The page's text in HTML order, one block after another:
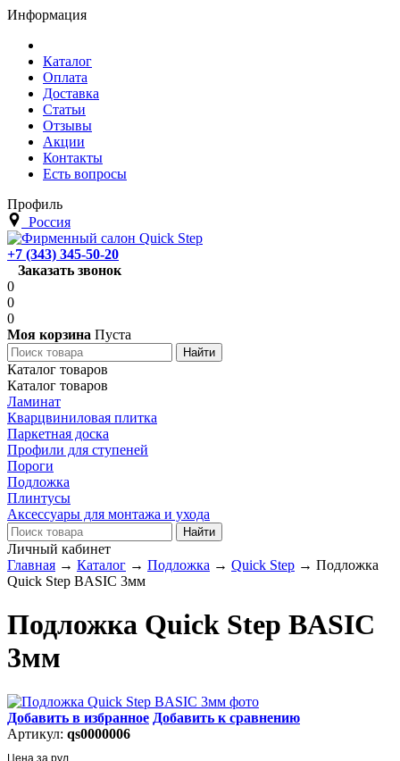
Информация
Каталог
Оплата
Доставка
Статьи
Отзывы
Акции
Контакты
Есть вопросы
Профиль
Россия
+7 (343) 345-50-20
Заказать звонок
0
0
0
Моя корзина Пуста
Каталог товаров
Каталог товаров
Ламинат
Кварцвиниловая плитка
Паркетная доска
Профили для ступеней
Пороги
Подложка
Плинтусы
Аксессуары для монтажа и ухода
Личный кабинет
Главная → Каталог → Подложка → Quick Step → Подложка
Quick Step BASIC 3мм
Подложка Quick Step BASIC
3мм
Добавить в избранное Добавить к сравнению
Артикул: qs0000006
Цена за рул